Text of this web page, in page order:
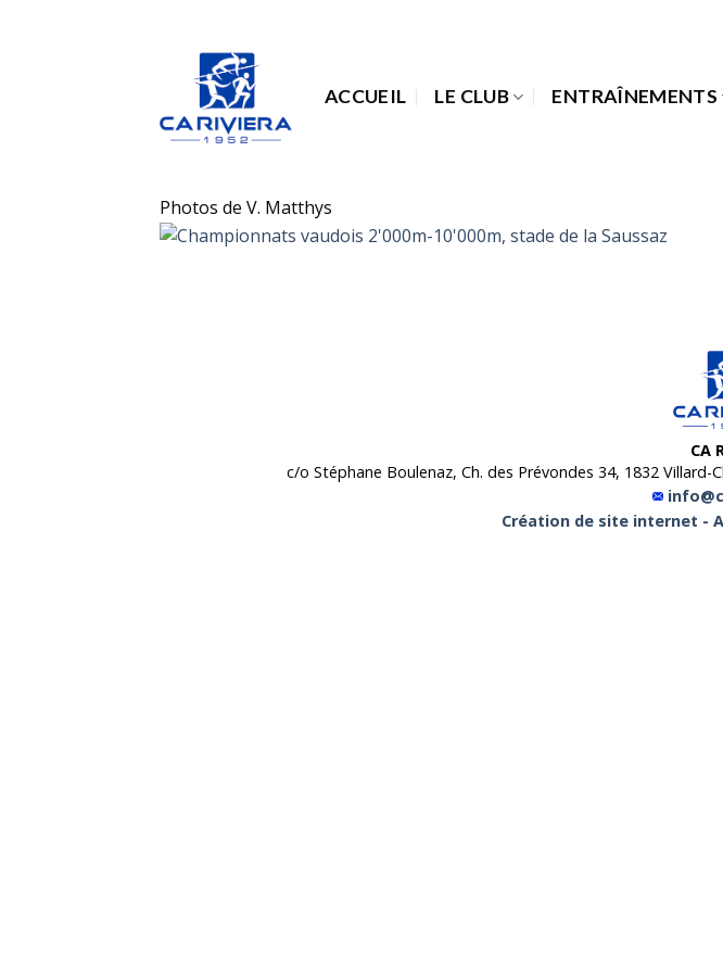
ACCUEIL LE CLUB ENTRAÎNEMENTS
Photos de V. Matthys
CA
c/o Stéphane Boulenaz, Ch. des Prévondes 34, 1832
Création de site internet -